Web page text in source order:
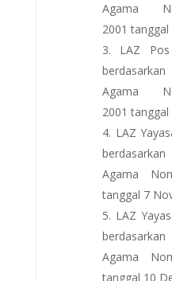
Agama
2001
LAZ
Agama
2001
LAZ
Agama
tanggal 7
LAZ
Agama
tanggal 10